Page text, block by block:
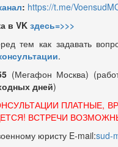
: https://t.me/
в VK здесь=>>>
тем как задавать
.
(Мегафон Москва)
дней)
ПЛАТНЫЕ,
ВСТРЕЧИ
юристу E-mail:sud-